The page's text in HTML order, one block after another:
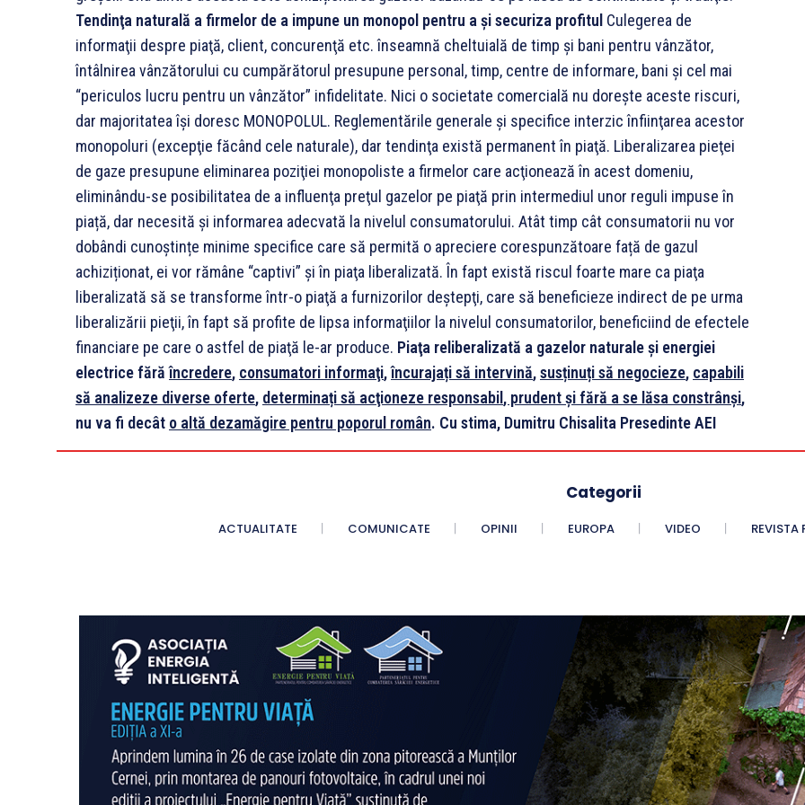
Tendinţa naturală a firmelor de a impune un monopol pentru a şi securiza profitul Culegerea de
informaţii despre piaţă, client, concurenţă etc. înseamnă cheltuială de timp şi bani pentru vânzător,
întâlnirea vânzătorului cu cumpărătorul presupune personal, timp, centre de informare, bani şi cel mai
“periculos lucru pentru un vânzător” infidelitate. Nici o societate comercială nu doreşte aceste riscuri,
dar majoritatea îşi doresc MONOPOLUL. Reglementările generale şi specifice interzic înfiinţarea acestor
monopoluri (excepţie făcând cele naturale), dar tendinţa există permanent în piaţă. Liberalizarea pieţei
de gaze presupune eliminarea poziţiei monopoliste a firmelor care acţionează în acest domeniu,
eliminându-se posibilitatea de a influenţa preţul gazelor pe piaţă prin intermediul unor reguli impuse în
piață, dar necesită și informarea adecvată la nivelul consumatorului. Atât timp cât consumatorii nu vor
dobândi cunoștințe minime specifice care să permită o apreciere corespunzătoare față de gazul
achiziționat, ei vor rămâne “captivi” şi în piaţa liberalizată. În fapt există riscul foarte mare ca piaţa
liberalizată să se transforme într-o piaţă a furnizorilor deştepţi, care să beneficieze indirect de pe urma
liberalizării pieţii, în fapt să profite de lipsa informaţiilor la nivelul consumatorilor, beneficiind de efectele
financiare pe care o astfel de piaţă le-ar produce. Piaţa reliberalizată a gazelor naturale și energiei
electrice fărăîncredere, consumatori informaţi,încurajați să intervină,susținuți să negocieze, capabili
să analizeze diverse oferte, determinați să acţioneze responsabil, prudent şi fără a se lăsa constrânşi,
nu va fi decât o altă dezamăgire pentru poporul român. Cu stima, Dumitru Chisalita Presedinte AEI
Categorii
ACTUALITATE COMUNICATE OPINII EUROPA VIDEO REVISTA